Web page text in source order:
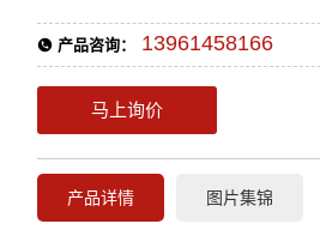
产品咨询： 13961458166
马上询价
产品详情 图片集锦